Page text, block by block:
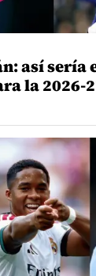
así sería
la 2026-